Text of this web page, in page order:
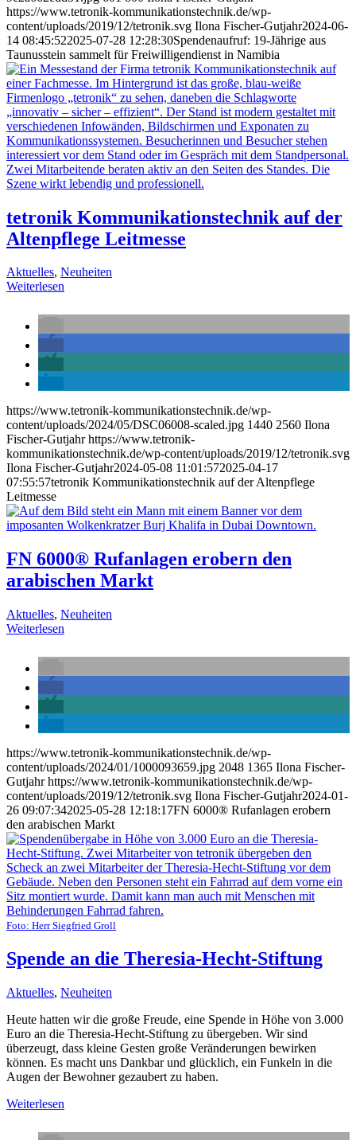
https://www.tetronik-kommunikationstechnik.de/wp-
content/uploads/2019/12/tetronik.svg Ilona Fischer-Gutjahr2024-06-
14 08:45:522025-07-28 12:28:30Spendenaufruf: 19-Jährige aus
Taunusstein sammelt für Freiwilligendienst in Namibia
tetronik Kommunikationstechnik auf der
Altenpflege Leitmesse
Aktuelles, Neuheiten
Weiterlesen
https://www.tetronik-kommunikationstechnik.de/wp-
content/uploads/2024/05/DSC06008-scaled.jpg 1440 2560 Ilona
Fischer-Gutjahr https://www.tetronik-
kommunikationstechnik.de/wp-content/uploads/2019/12/tetronik.svg
Ilona Fischer-Gutjahr2024-05-08 11:01:572025-04-17
07:55:57tetronik Kommunikationstechnik auf der Altenpflege
Leitmesse
FN 6000® Rufanlagen erobern den
arabischen Markt
Aktuelles, Neuheiten
Weiterlesen
https://www.tetronik-kommunikationstechnik.de/wp-
content/uploads/2024/01/1000093659.jpg 2048 1365 Ilona Fischer-
Gutjahr https://www.tetronik-kommunikationstechnik.de/wp-
content/uploads/2019/12/tetronik.svg Ilona Fischer-Gutjahr2024-01-
26 09:07:342025-05-28 12:18:17FN 6000® Rufanlagen erobern
den arabischen Markt
Foto: Herr Siegfried Groll
Spende an die Theresia-Hecht-Stiftung
Aktuelles, Neuheiten
Heute hatten wir die große Freude, eine Spende in Höhe von 3.000
Euro an die Theresia-Hecht-Stiftung zu übergeben. Wir sind
überzeugt, dass kleine Gesten große Veränderungen bewirken
können. Es macht uns Dankbar und glücklich, ein Funkeln in die
Augen der Bewohner gezaubert zu haben.
Weiterlesen